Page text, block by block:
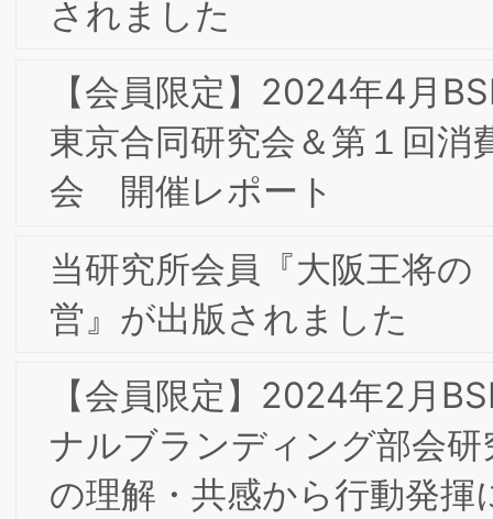
ポート
【会員限定】2022年12月第6回東京/大
合同部会研究会「愛されるブランドの作
り方 -内から外へ広がるブランドアクシ
ョン-」開催レポート
【会員限定】2022年11月第5回東京/大
合同部会研究会「食品メーカーのDXの
【会員限定】2022年11月 東京第21回フ
ォーラム開催レポート
【会員限定】2022年9月第4回東京/大阪